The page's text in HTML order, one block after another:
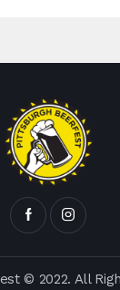
© 2022. All